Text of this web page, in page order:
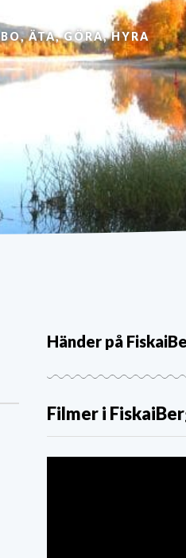
BO, ÄTA, GÖRA, HYRA
Händer på
Filmer i